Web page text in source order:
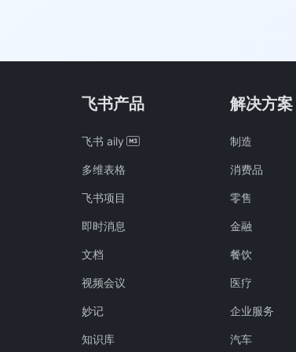
飞书产品
飞书 aily
多维表格
飞书项目
即时消息
文档
视频会议
妙记
知识库
解决方案
制造
消费品
零售
金融
餐饮
医疗
企业服务
汽车